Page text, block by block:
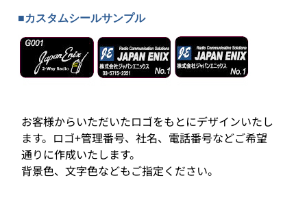
■カスタムシールサンプル
お客様からいただいたロゴをもとにデザインいたし
ます。ロゴ+管理番号、社名、電話番号などご希望
通りに作成いたします。
背景色、文字色などもご指定ください。